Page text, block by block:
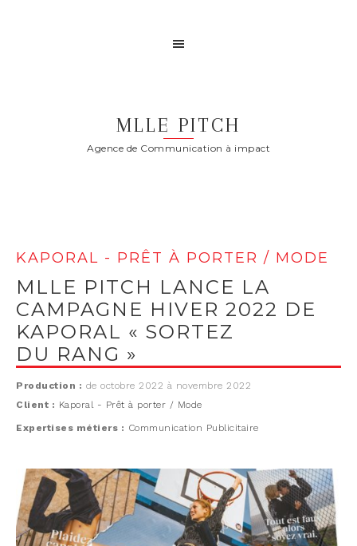
MLLE PITCH
Agence de Communication à impact
KAPORAL - PRÊT À PORTER / MODE
MLLE PITCH LANCE LA
CAMPAGNE HIVER 2022 DE
KAPORAL « SORTEZ
DU RANG »
Production : de octobre 2022 à novembre 2022
Client : Kaporal - Prêt à porter / Mode
Expertises métiers : Communication Publicitaire